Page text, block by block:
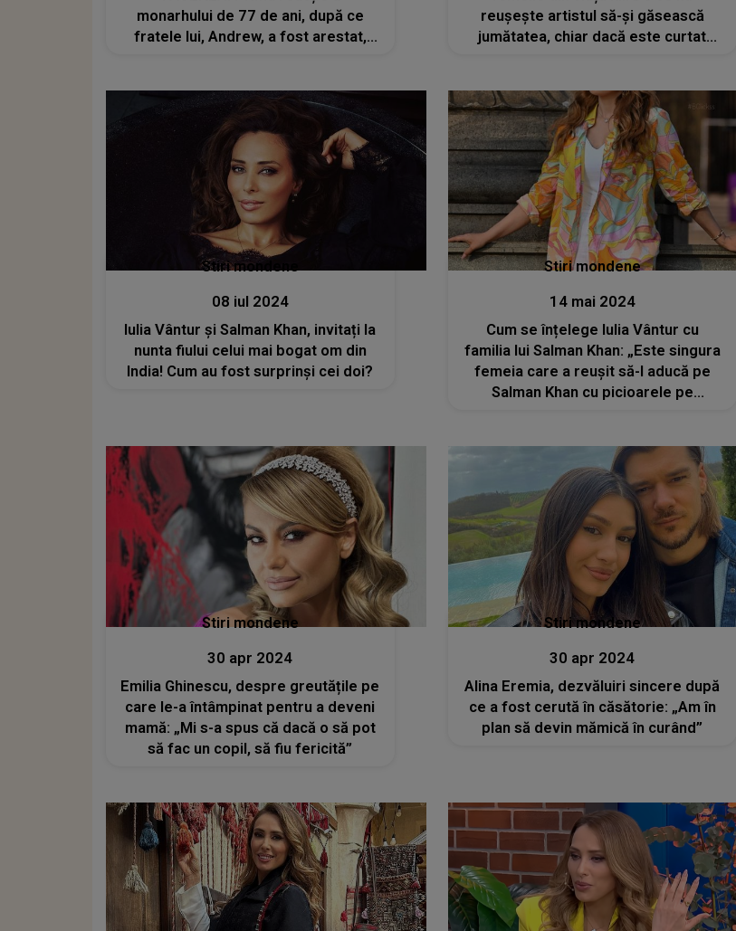
monarhului de 77 de ani, după ce
fratele lui, Andrew, a fost arestat,
să-și urmeze cursul”
reușește artistul să-și găsească
jumătatea, chiar dacă este curtat
Stiri mondene
08 iul 2024
Iulia Vântur și Salman Khan, invitați la
nunta fiului celui mai bogat om din
India! Cum au fost surprinși cei doi?
Stiri mondene
14 mai 2024
Cum se înțelege Iulia Vântur cu
familia lui Salman Khan: „Este singura
femeia care a reușit să-l aducă pe
Salman Khan cu picioarele pe
Stiri mondene
30 apr 2024
Emilia Ghinescu, despre greutățile pe
care le-a întâmpinat pentru a deveni
mamă: „Mi s-a spus că dacă o să pot
să fac un copil, să fiu fericită”
Stiri mondene
30 apr 2024
Alina Eremia, dezvăluiri sincere după
ce a fost cerută în căsătorie: „Am în
plan să devin mămică în curând”